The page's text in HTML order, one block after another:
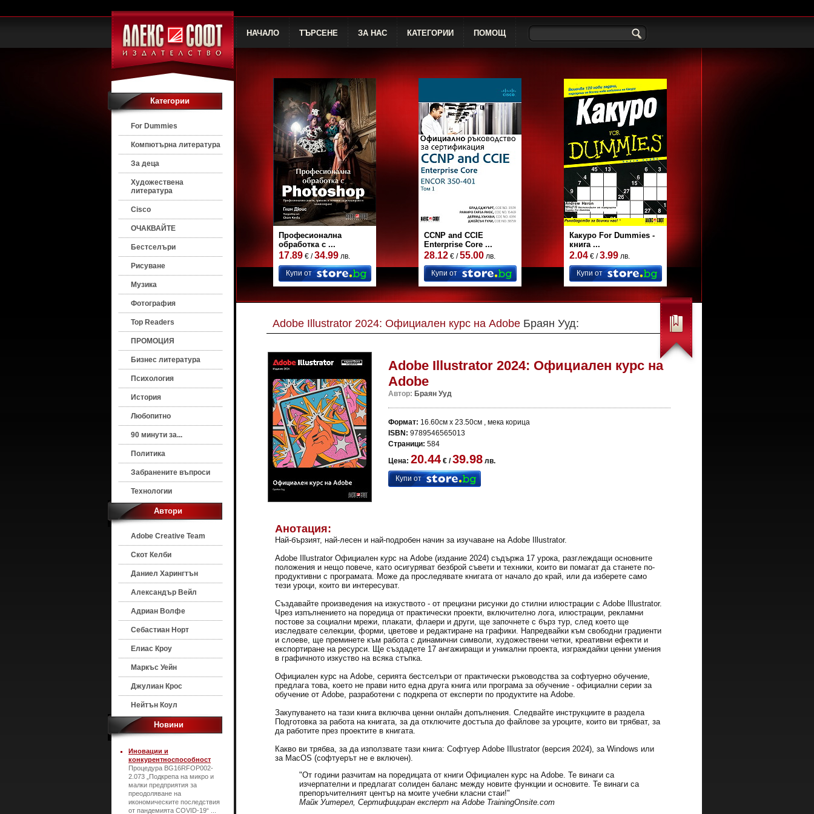
НАЧАЛО ТЪРСЕНЕ ЗА НАС КАТЕГОРИИ ПОМОЩ
Категории
For Dummies
Компютърна литература
За деца
Художествена
литература
Cisco
ОЧАКВАЙТЕ
Бестселъри
Рисуване
Музика
Фотография
Top Readers
ПРОМОЦИЯ
Бизнес литература
Психология
История
Любопитно
90 минути за...
Политика
Забранените въпроси
Технологии
Автори
Adobe Creative Team
Скот Келби
Даниел Харингтън
Александър Вейл
Адриан Волфе
Себастиан Норт
Елиас Кроу
Маркъс Уейн
Джулиан Крос
Нейтън Коул
Новини
Иновации и
конкурентноспособност
Процедура BG16RFOP002-
2.073 „Подкрепа на микро и
малки предприятия за
преодоляване на
икономическите последствия
от пандемията COVID-19“ ...
Професионална
обработка с ...
17.89 € /34.99 лв.
Купи от
CCNP and CCIE
Enterprise Core ...
28.12 € /55.00 лв.
Купи от
Какуро For Dummies -
книга ...
2.04 € /3.99 лв.
Купи от
Adobe Illustrator 2024: Официален курс на Adobe Браян Ууд:
Adobe Illustrator 2024: Официален курс на
Adobe
Автор: Браян Ууд
Формат: 16.60см x 23.50см , мека корица
ISBN: 9789546565013
Страници: 584
Цена: 20.44 € /39.98 лв.
Купи от
Анотация:
Най-бързият, най-лесен и най-подробен начин за изучаване на Adobe Illustrator.
Adobe Illustrator Официален курс на Adobe (издание 2024) съдържа 17 урока, разглеждащи основните
положения и нещо повече, като осигуряват безброй съвети и техники, които ви помагат да станете по-
продуктивни с програмата. Може да проследявате книгата от начало до край, или да изберете само
тези уроци, които ви интересуват.
Създавайте произведения на изкуството - от прецизни рисунки до стилни илюстрации с Adobe Illustrator.
Чрез изпълнението на поредица от практически проекти, включително лога, илюстрации, рекламни
постове за социални мрежи, плакати, флаери и други, ще започнете с бърз тур, след което ще
изследвате селекции, форми, цветове и редактиране на графики. Напредвайки към свободни градиенти
и слоеве, ще преминете към работа с динамични символи, художествени четки, креативни ефекти и
експортиране на ресурси. Ще създадете 17 ангажиращи и уникални проекта, изграждайки ценни умения
в графичното изкуство на всяка стъпка.
Официален курс на Adobe, серията бестселъри от практически ръководства за софтуерно обучение,
предлага това, което не прави нито една друга книга или програма за обучение - официални серии за
обучение от Adobe, разработени с подкрепа от експерти по продуктите на Adobe.
Закупуването на тази книга включва ценни онлайн допълнения. Следвайте инструкциите в раздела
Подготовка за работа на книгата, за да отключите достъпа до файлове за уроците, които ви трябват, за
да работите през проектите в книгата.
Какво ви трябва, за да използвате тази книга: Софтуер Adobe Illustrator (версия 2024), за Windows или
за MacOS (софтуерът не е включен).
"От години разчитам на поредицата от книги Официален курс на Adobe. Те винаги са
изчерпателни и предлагат солиден баланс между новите функции и основите. Те винаги са
препоръчителният център на моите учебни класни стаи!"
Майк Уитерел, Сертифициран експерт на Adobe TrainingOnsite.com